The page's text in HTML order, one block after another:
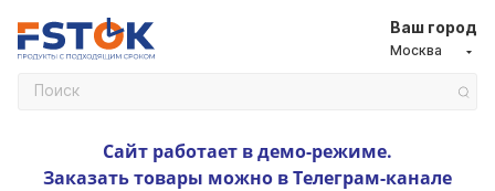
Ваш город
Москва
Сайт работает в демо-режиме.
Заказать товары можно в Телеграм-канале